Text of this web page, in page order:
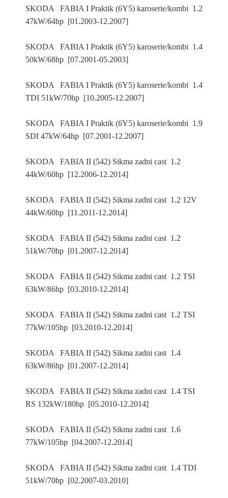
SKODA FABIA I Praktik (6Y5) karoserie/kombi 1.2
47kW/64hp [01.2003-12.2007]
SKODA FABIA I Praktik (6Y5) karoserie/kombi 1.4
50kW/68hp [07.2001-05.2003]
SKODA FABIA I Praktik (6Y5) karoserie/kombi 1.4
TDI 51kW/70hp [10.2005-12.2007]
SKODA FABIA I Praktik (6Y5) karoserie/kombi 1.9
SDI 47kW/64hp [07.2001-12.2007]
SKODA FABIA II (542) Sikma zadni cast 1.2
44kW/60hp [12.2006-12.2014]
SKODA FABIA II (542) Sikma zadni cast 1.2 12V
44kW/60hp [11.2011-12.2014]
SKODA FABIA II (542) Sikma zadni cast 1.2
51kW/70hp [01.2007-12.2014]
SKODA FABIA II (542) Sikma zadni cast 1.2 TSI
63kW/86hp [03.2010-12.2014]
SKODA FABIA II (542) Sikma zadni cast 1.2 TSI
77kW/105hp [03.2010-12.2014]
SKODA FABIA II (542) Sikma zadni cast 1.4
63kW/86hp [01.2007-12.2014]
SKODA FABIA II (542) Sikma zadni cast 1.4 TSI
RS 132kW/180hp [05.2010-12.2014]
SKODA FABIA II (542) Sikma zadni cast 1.6
77kW/105hp [04.2007-12.2014]
SKODA FABIA II (542) Sikma zadni cast 1.4 TDI
51kW/70hp [02.2007-03.2010]